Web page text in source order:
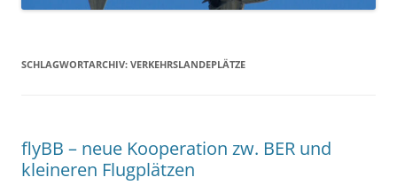
SCHLAGWORTARCHIV: VERKEHRSLANDEPLÄTZE
flyBB – neue Kooperation zw. BER und
kleineren Flugplätzen